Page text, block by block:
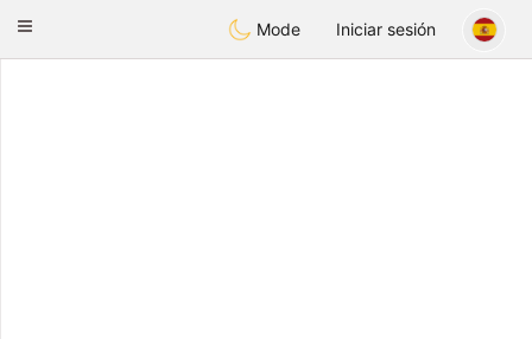
Animour
Toggle
Mode Iniciar sesión